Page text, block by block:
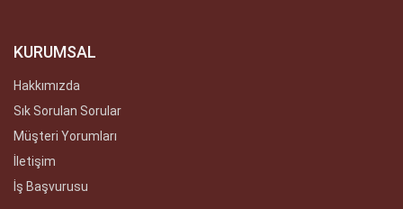
KURUMSAL
Hakkımızda
Sık Sorulan Sorular
Müşteri Yorumları
İletişim
İş Başvurusu